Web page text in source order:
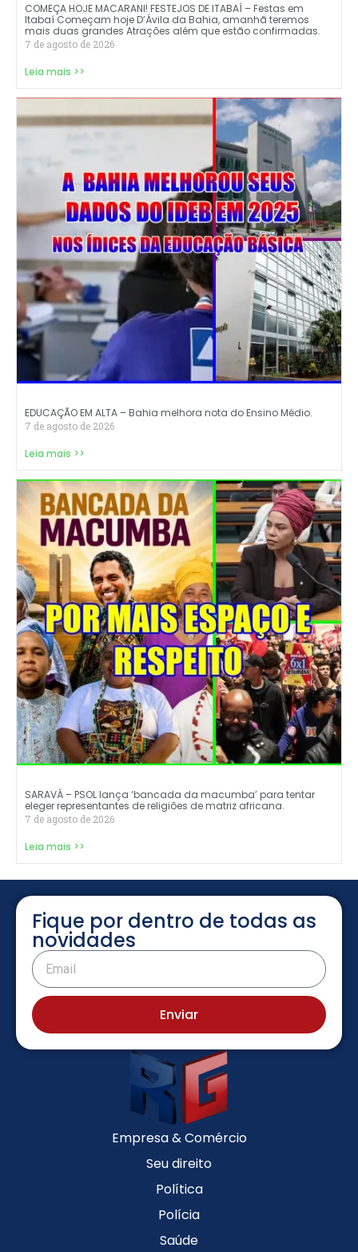
COMEÇA HOJE MACARANI! FESTEJOS DE ITABAÍ – Festas em
Itabaí Começam hoje D’Ávila da Bahia, amanhã teremos
mais duas grandes Atrações além que estão confirmadas.
7 de agosto de 2026
Leia mais >>
EDUCAÇÃO EM ALTA – Bahia melhora nota do Ensino Médio.
7 de agosto de 2026
Leia mais >>
SARAVÁ – PSOL lança ‘bancada da macumba’ para tentar
eleger representantes de religiões de matriz africana.
7 de agosto de 2026
Leia mais >>
Fique por dentro de todas as
novidades
Enviar
Empresa & Comércio
Seu direito
Política
Polícia
Saúde